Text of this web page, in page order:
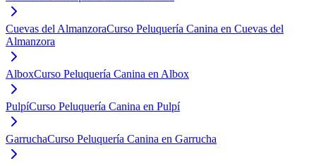
Cuevas del AlmanzoraCurso Peluquería Canina en Cuevas del
Almanzora
AlboxCurso Peluquería Canina en Albox
PulpíCurso Peluquería Canina en Pulpí
GarruchaCurso Peluquería Canina en Garrucha